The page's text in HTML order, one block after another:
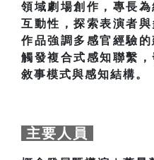
領域劇場創作，專長
互動性，探索表演者與
作品強調多感官經驗
觸發複合式感知聯繫
敘事模式與感知結構。
主要人員